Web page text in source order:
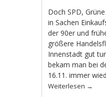
Doch SPD,
in Sachen
der 90er und
größere
Innenstadt gut
bekam man bei
16.11. immer
Weiterlesen →